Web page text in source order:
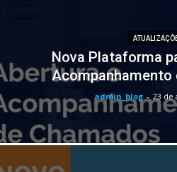
Nova Plataforma
Acompanhamento
admin_blog - 23 de